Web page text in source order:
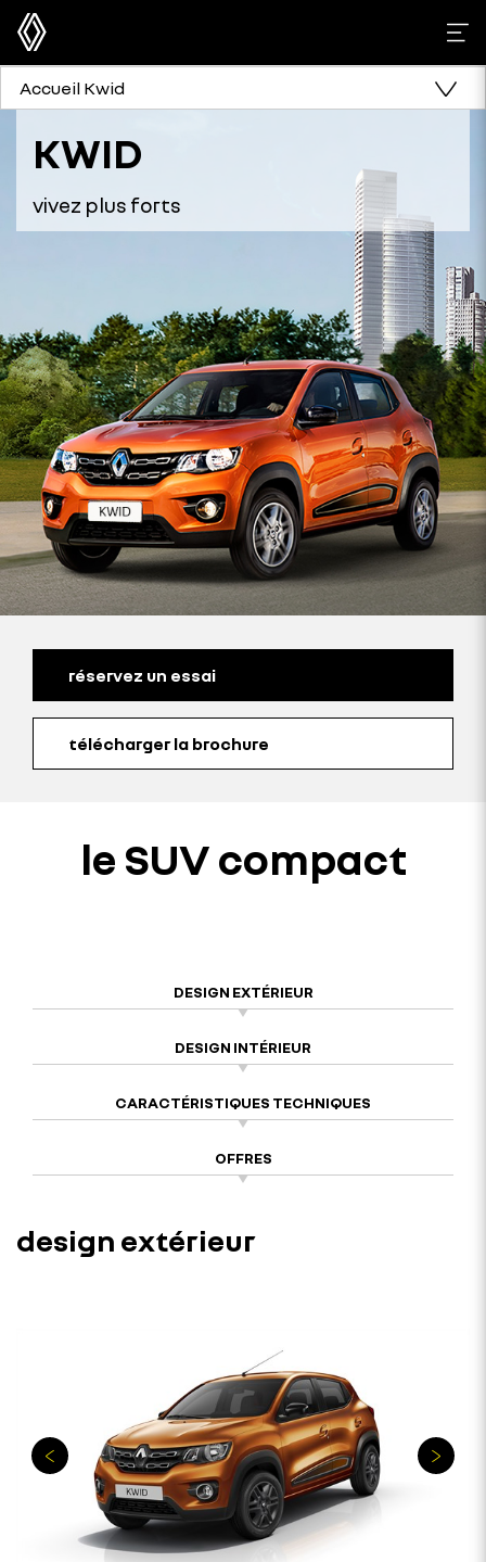
Accueil Kwid
KWID
vivez plus forts
réservez un essai
télécharger la brochure
le SUV compact
DESIGN EXTÉRIEUR
DESIGN INTÉRIEUR
CARACTÉRISTIQUES TECHNIQUES
OFFRES
design extérieur